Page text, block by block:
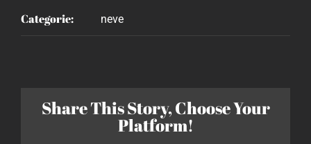
Categorie: neve
Share This Story, Choose Your
Platform!